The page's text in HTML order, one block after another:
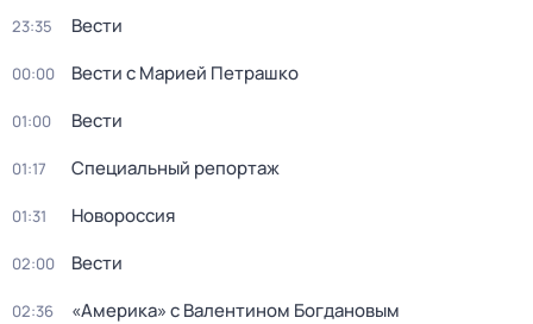
23:35 Вести
00:00 Вести с Марией Петрашко
01:00 Вести
01:17 Специальный репортаж
01:31 Новороссия
02:00 Вести
02:36 «Америка» с Валентином Богдановым